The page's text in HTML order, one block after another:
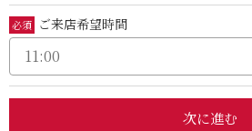
必須 ご来店希望時間
次に進む